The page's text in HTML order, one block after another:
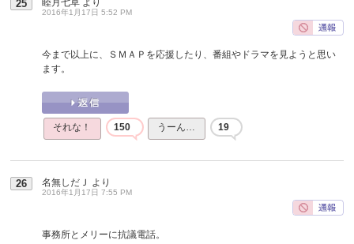
25
2016年1月17日 5:52 PM
今まで以上に、ＳＭＡＰを応援したり、番組やドラマを見ようと思い
ます。
それな！ 150 うーん… 19
26 名無しだＪ より
2016年1月17日 7:55 PM
事務所とメリーに抗議電話。